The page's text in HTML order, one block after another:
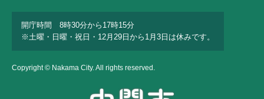
開庁時間 8時30分から17時15分
※土曜・日曜・祝日・12月29日から1月3日は休みです。
Copyright © Nakama City. All rights reserved.